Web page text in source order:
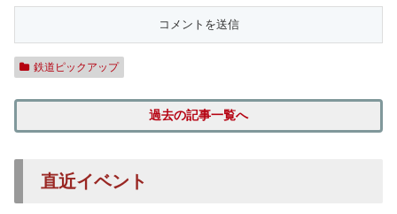
鉄道ピックアップ
過去の記事一覧へ
直近イベント